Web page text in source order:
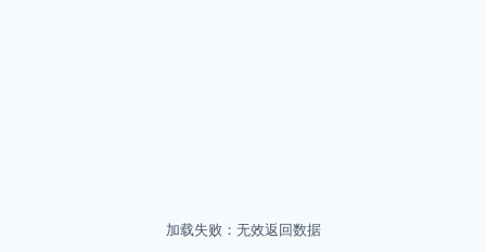
加载失败：无效返回数据